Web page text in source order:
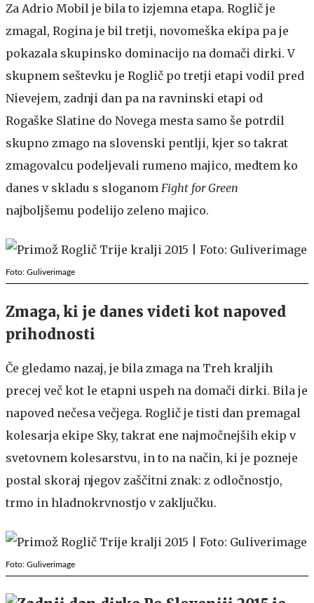
Za Adrio Mobil je bila to izjemna etapa. Roglič je
zmagal, Rogina je bil tretji, novomeška ekipa pa je
pokazala skupinsko dominacijo na domači dirki. V
skupnem seštevku je Roglič po tretji etapi vodil pred
Nievejem, zadnji dan pa na ravninski etapi od
Rogaške Slatine do Novega mesta samo še potrdil
skupno zmago na slovenski pentlji, kjer so takrat
zmagovalcu podeljevali rumeno majico, medtem ko
danes v skladu s sloganom Fight for Green
najboljšemu podelijo zeleno majico.
Foto: Guliverimage
Zmaga, ki je danes videti kot napoved
prihodnosti
Če gledamo nazaj, je bila zmaga na Treh kraljih
precej več kot le etapni uspeh na domači dirki. Bila je
napoved nečesa večjega. Roglič je tisti dan premagal
kolesarja ekipe Sky, takrat ene najmočnejših ekip v
svetovnem kolesarstvu, in to na način, ki je pozneje
postal skoraj njegov zaščitni znak: z odločnostjo,
trmo in hladnokrvnostjo v zaključku.
Foto: Guliverimage